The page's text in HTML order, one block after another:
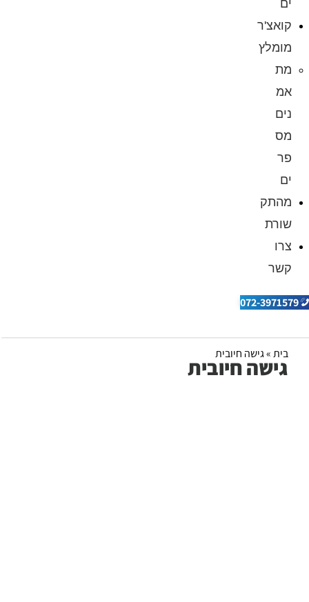
ים
קואצ'ר
מומלץ
מת
אמ
נים
מס
פר
ים
מהתק
שורת
צרו
קשר
072-3971579
בית»גישה חיובית
גישה חיובית